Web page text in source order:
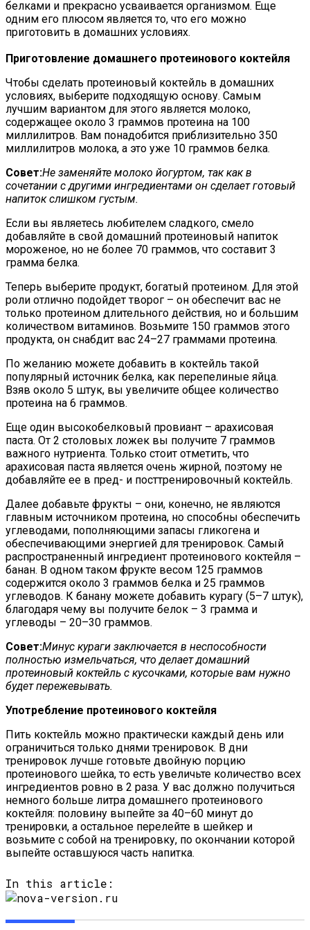
белками и прекрасно усваивается организмом. Еще
одним его плюсом является то, что его можно
приготовить в домашних условиях.
Приготовление домашнего протеинового коктейля
Чтобы сделать протеиновый коктейль в домашних
условиях, выберите подходящую основу. Самым
лучшим вариантом для этого является молоко,
содержащее около 3 граммов протеина на 100
миллилитров. Вам понадобится приблизительно 350
миллилитров молока, а это уже 10 граммов белка.
Совет:Не заменяйте молоко йогуртом, так как в
сочетании с другими ингредиентами он сделает готовый
напиток слишком густым.
Если вы являетесь любителем сладкого, смело
добавляйте в свой домашний протеиновый напиток
мороженое, но не более 70 граммов, что составит 3
грамма белка.
Теперь выберите продукт, богатый протеином. Для этой
роли отлично подойдет творог – он обеспечит вас не
только протеином длительного действия, но и большим
количеством витаминов. Возьмите 150 граммов этого
продукта, он снабдит вас 24–27 граммами протеина.
По желанию можете добавить в коктейль такой
популярный источник белка, как перепелиные яйца.
Взяв около 5 штук, вы увеличите общее количество
протеина на 6 граммов.
Еще один высокобелковый провиант – арахисовая
паста. От 2 столовых ложек вы получите 7 граммов
важного нутриента. Только стоит отметить, что
арахисовая паста является очень жирной, поэтому не
добавляйте ее в пред- и посттренировочный коктейль.
Далее добавьте фрукты – они, конечно, не являются
главным источником протеина, но способны обеспечить
углеводами, пополняющими запасы гликогена и
обеспечивающими энергией для тренировок. Самый
распространенный ингредиент протеинового коктейля –
банан. В одном таком фрукте весом 125 граммов
содержится около 3 граммов белка и 25 граммов
углеводов. К банану можете добавить курагу (5–7 штук),
благодаря чему вы получите белок – 3 грамма и
углеводы – 20–30 граммов.
Совет:Минус кураги заключается в неспособности
полностью измельчаться, что делает домашний
протеиновый коктейль с кусочками, которые вам нужно
будет пережевывать.
Употребление протеинового коктейля
Пить коктейль можно практически каждый день или
ограничиться только днями тренировок. В дни
тренировок лучше готовьте двойную порцию
протеинового шейка, то есть увеличьте количество всех
ингредиентов ровно в 2 раза. У вас должно получиться
немного больше литра домашнего протеинового
коктейля: половину выпейте за 40–60 минут до
тренировки, а остальное перелейте в шейкер и
возьмите с собой на тренировку, по окончании которой
выпейте оставшуюся часть напитка.
In this article: